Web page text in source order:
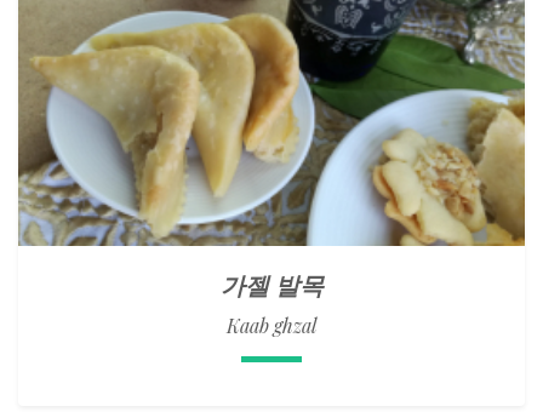
가젤 발목
Kaab ghzal